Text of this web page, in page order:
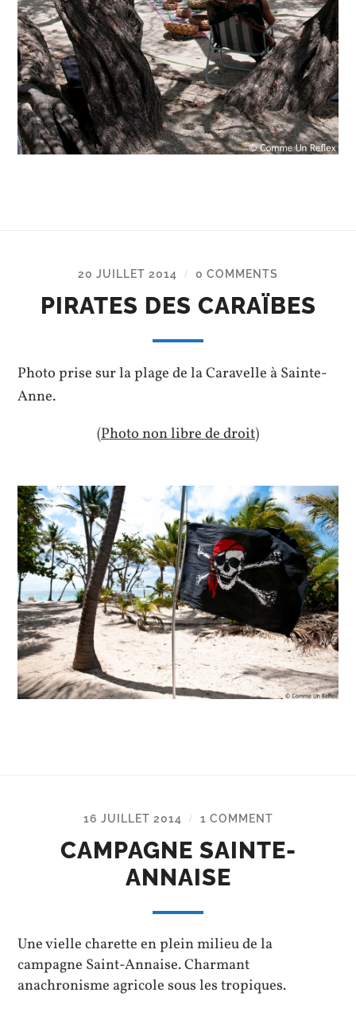
20 JUILLET 2014 / 0 COMMENTS
PIRATES DES CARAÏBES
Photo prise sur la plage de la Caravelle à Sainte-
Anne.
(Photo non libre de droit)
16 JUILLET 2014 / 1 COMMENT
CAMPAGNE SAINTE-
ANNAISE
Une vielle charette en plein milieu de la
campagne Saint-Annaise. Charmant
anachronisme agricole sous les tropiques.